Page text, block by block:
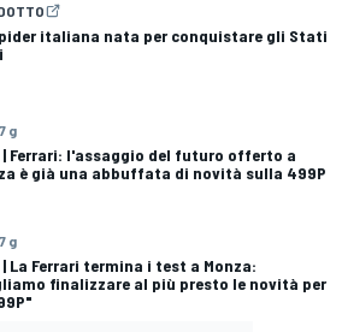
italiana nata per conquistare gli Stati
7 g
| Ferrari: l'assaggio del futuro offerto a
è già una abbuffata di novità sulla 499P
7 g
| La Ferrari termina i test a Monza:
finalizzare al più presto le novità per